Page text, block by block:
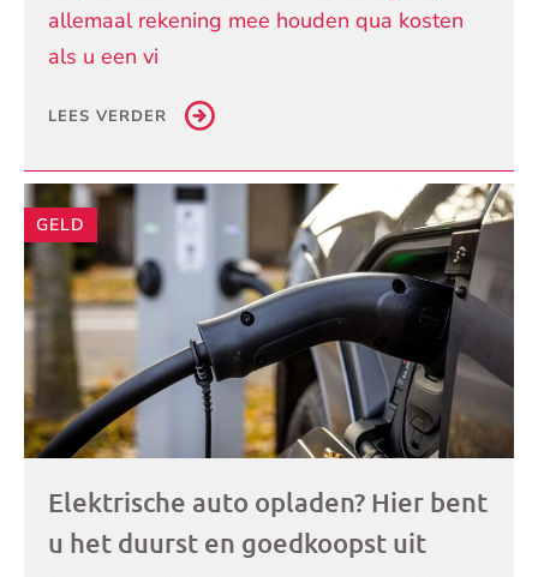
allemaal rekening mee houden qua kosten
als u een vi
LEES VERDER
GELD
Elektrische auto opladen? Hier bent
u het duurst en goedkoopst uit